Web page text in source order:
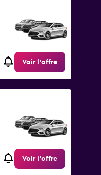
Voir l’offre
Voir l’offre